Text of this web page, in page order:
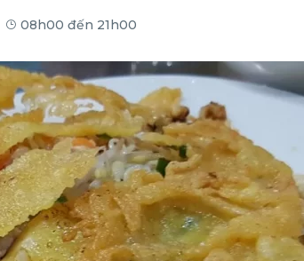
08h00 đến 21h00